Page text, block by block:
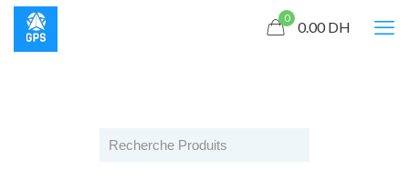
0
0.00DH